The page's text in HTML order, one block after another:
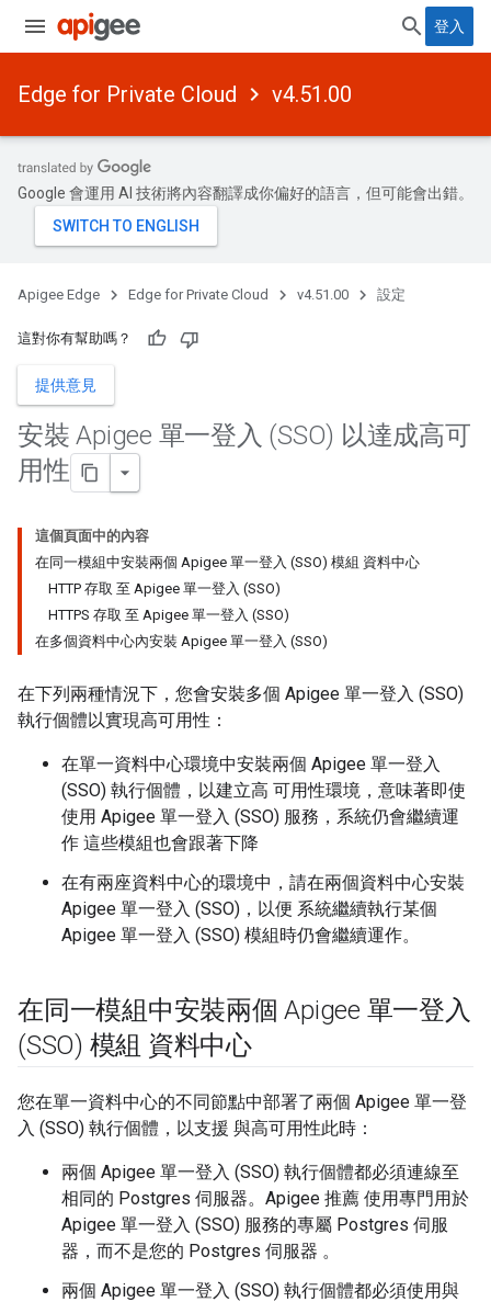
登入
Edge for Private Cloud v4.51.00
Google 會運用 AI 技術將內容翻譯成你偏好的語言，但可能會出錯。
Apigee Edge Edge for Private Cloud v4.51.00 設定
這對你有幫助嗎？
提供意見
安裝 Apigee 單一登入 (SSO) 以達成高可
用性
這個頁面中的內容
在同一模組中安裝兩個 Apigee 單一登入 (SSO) 模組 資料中心
HTTP 存取 至 Apigee 單一登入 (SSO)
HTTPS 存取 至 Apigee 單一登入 (SSO)
在多個資料中心內安裝 Apigee 單一登入 (SSO)
在下列兩種情況下，您會安裝多個 Apigee 單一登入 (SSO)
執行個體以實現高可用性：
在單一資料中心環境中安裝兩個 Apigee 單一登入
(SSO) 執行個體，以建立高 可用性環境，意味著即使
使用 Apigee 單一登入 (SSO) 服務，系統仍會繼續運
作 這些模組也會跟著下降
在有兩座資料中心的環境中，請在兩個資料中心安裝
Apigee 單一登入 (SSO)，以便 系統繼續執行某個
Apigee 單一登入 (SSO) 模組時仍會繼續運作。
在同一模組中安裝兩個 Apigee 單一登入
(SSO) 模組 資料中心
您在單一資料中心的不同節點中部署了兩個 Apigee 單一登
入 (SSO) 執行個體，以支援 與高可用性此時：
兩個 Apigee 單一登入 (SSO) 執行個體都必須連線至
相同的 Postgres 伺服器。Apigee 推薦 使用專門用於
Apigee 單一登入 (SSO) 服務的專屬 Postgres 伺服
器，而不是您的 Postgres 伺服器 。
兩個 Apigee 單一登入 (SSO) 執行個體都必須使用與